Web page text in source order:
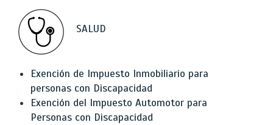
SALUD
Exención de Impuesto Inmobiliario para
personas con Discapacidad
Exención del Impuesto Automotor para
Personas con Discapacidad